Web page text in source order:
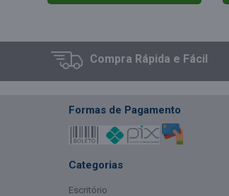
Compra Rápida e Fácil
Formas de Pagamento
Categorias
Escritório